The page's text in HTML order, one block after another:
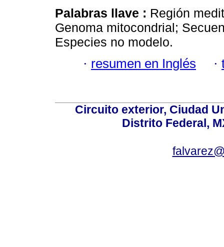
Palabras llave : Región
Genoma mitocondrial;
Especies no modelo.
· resumen en Inglés ·
Circuito exterior, Ciudad
Distrito Federal,